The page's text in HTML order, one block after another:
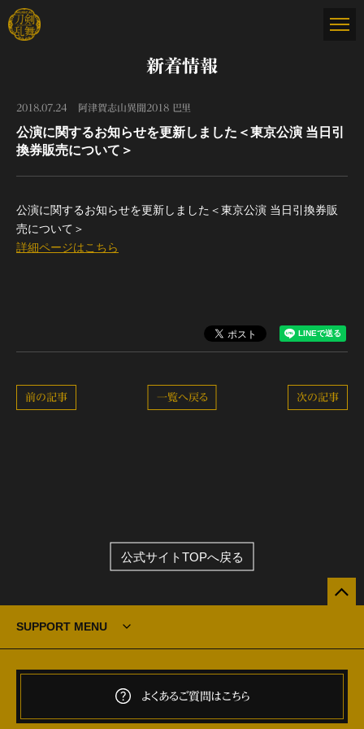
新着情報
2018.07.24 阿津賀志山異聞2018 巴里
公演に関するお知らせを更新しました＜東京公演 当日引
換券販売について＞
公演に関するお知らせを更新しました＜東京公演 当日引換券販
売について＞
詳細ページはこちら
次の記事
一覧へ戻る
前の記事
公式サイトTOPへ戻る
SUPPORT MENU
よくあるご質問はこちら